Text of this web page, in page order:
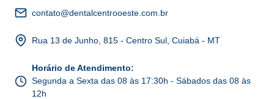
contato@dentalcentrooeste.com.br
Rua 13 de Junho, 815 - Centro Sul, Cuiabá - MT
Horário de Atendimento:
Segunda a Sexta das 08 às 17:30h - Sábados das 08 às
12h